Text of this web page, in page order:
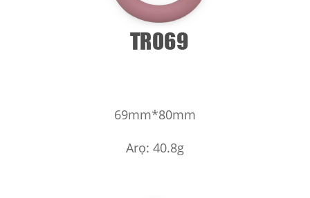
69mm*80mm
Arọ: 40.8g